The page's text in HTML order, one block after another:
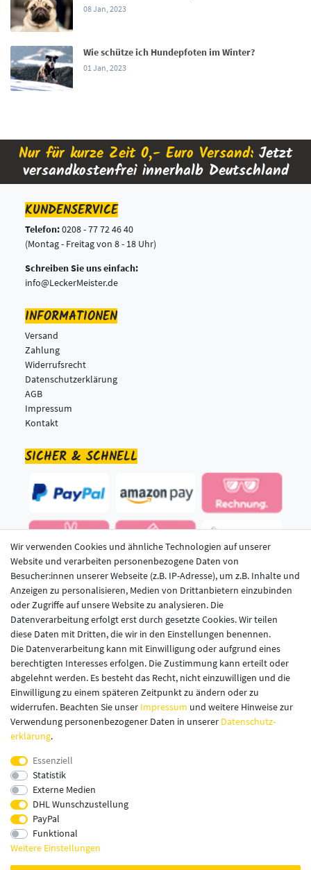
08 Jan, 2023
Wie schütze ich Hundepfoten im Winter?
01 Jan, 2023
Nur für kurze Zeit 0,- Euro Versand: Jetzt
versandkostenfrei innerhalb Deutschland
KUNDENSERVICE
Telefon:0208 - 77 72 46 40
(Montag - Freitag von 8 - 18 Uhr)
Schreiben Sie uns einfach:
info@LeckerMeister.de
INFORMATIONEN
Versand
Zahlung
Widerrufsrecht
Datenschutzerklärung
AGB
Impressum
Kontakt
SICHER & SCHNELL
LECKERMEISTER IM NETZ
Wir verwenden Cookies und ähnliche Technologien auf unserer
Website und verarbeiten personenbezogene Daten von
Besucher:innen unserer Webseite (z.B. IP-Adresse), um z.B. Inhalte und
Anzeigen zu personalisieren, Medien von Drittanbietern einzubinden
oder Zugriffe auf unsere Website zu analysieren. Die
Datenverarbeitung erfolgt erst durch gesetzte Cookies. Wir teilen
diese Daten mit Dritten, die wir in den Einstellungen benennen.
Die Datenverarbeitung kann mit Einwilligung oder aufgrund eines
berechtigten Interesses erfolgen. Die Zustimmung kann erteilt oder
abgelehnt werden. Es besteht das Recht, nicht einzuwilligen und die
Einwilligung zu einem späteren Zeitpunkt zu ändern oder zu
widerrufen. Beachten Sie unser Impressum und weitere Hinweise zur
Verwendung personenbezogener Daten in unserer Daten­schutz­
erklärung.
Essenziell
Statistik
Externe Medien
DHL Wunschzustellung
PayPal
Funktional
Weitere Einstellungen